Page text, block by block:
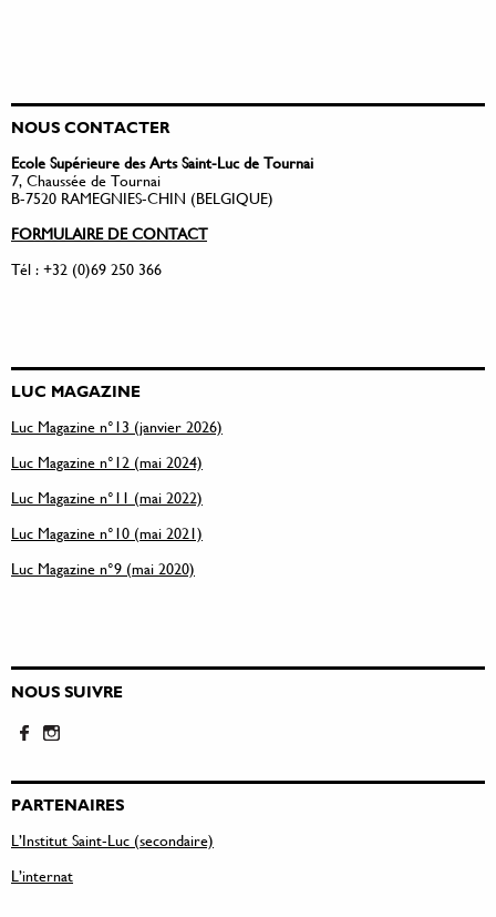
NOUS CONTACTER
Ecole Supérieure des Arts Saint-Luc de Tournai
7, Chaussée de Tournai
B-7520 RAMEGNIES-CHIN (BELGIQUE)
FORMULAIRE DE CONTACT
Tél : +32 (0)69 250 366
LUC MAGAZINE
Luc Magazine n°13 (janvier 2026)
Luc Magazine n°12 (mai 2024)
Luc Magazine n°11 (mai 2022)
Luc Magazine n°10 (mai 2021)
Luc Magazine n°9 (mai 2020)
NOUS SUIVRE
PARTENAIRES
L’Institut Saint-Luc (secondaire)
L’internat